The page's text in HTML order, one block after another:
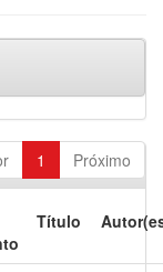
1 Próximo
Título